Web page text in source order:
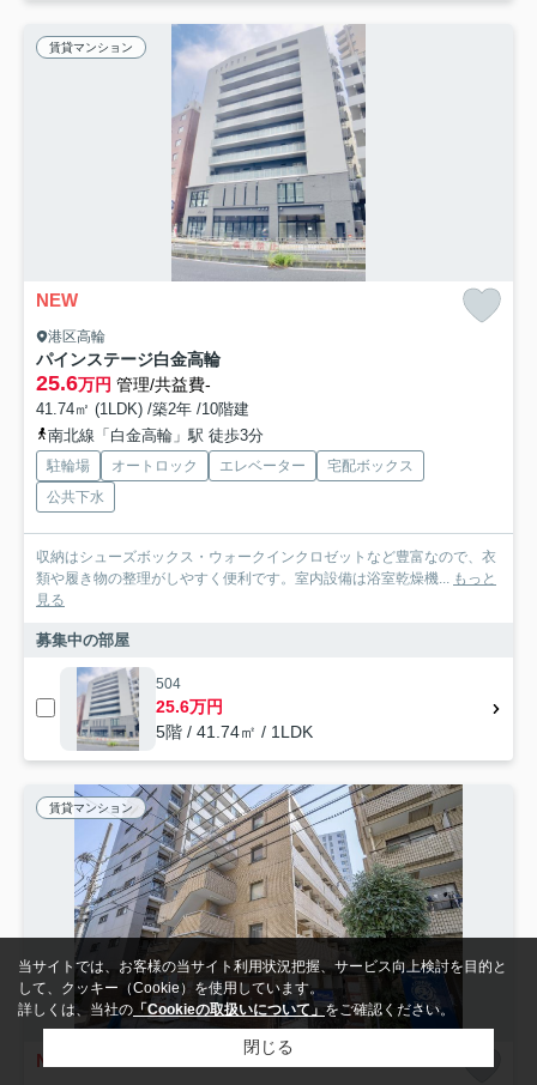
賃貸マンション
NEW
港区高輪
パインステージ白金高輪
25.6万円 管理/共益費-
41.74㎡ (1LDK) /築2年 /10階建
南北線「白金高輪」駅 徒歩3分
駐輪場 オートロック エレベーター
宅配ボックス
公共下水
収納はシューズボックス・ウォークインクロゼットなど豊富なので、衣
類や履き物の整理がしやすく便利です。室内設備は浴室乾燥機...
もっと
見る
募集中の部屋
504
25.6万円
5階 / 41.74㎡ / 1LDK
賃貸マンション
NEW
当サイトでは、お客様の当サイト利用状況把握、サービス向上検討を目的と
して、クッキー（Cookie）を使用しています。
詳しくは、当社の 「Cookieの取扱いについて」をご確認ください。
閉じる